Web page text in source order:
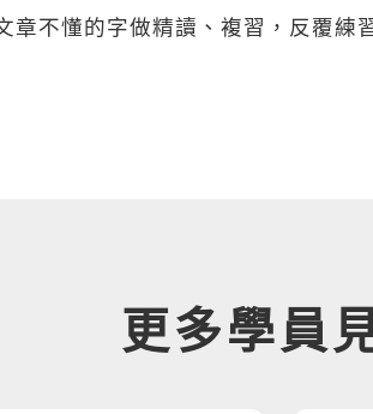
不懂的字做精讀、複習，反覆練
更多學員